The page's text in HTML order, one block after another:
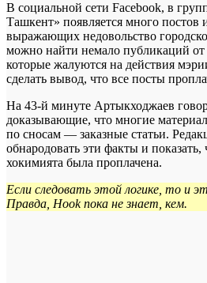
В социальной сети Facebook, в
Ташкент» появляется много постов
выражающих недовольство
можно найти немало публикаций
которые жалуются на действия
сделать вывод, что все посты
На 43-й минуте Артыкходжаев
доказывающие, что многие
по сносам — заказные статьи.
обнародовать эти факты и показать,
хокимията была проплачена.
Если следовать этой логике, то и
Правда, Hookпока не знает, кем.